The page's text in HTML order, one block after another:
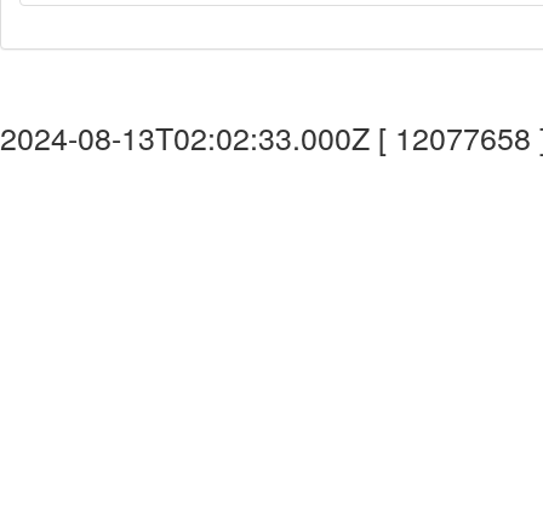
2024-08-13T02:02:33.000Z [ 12077658